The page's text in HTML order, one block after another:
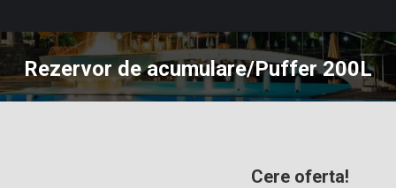
Rezervor de acumulare/Puffer 200L
You are here:
Cere oferta!